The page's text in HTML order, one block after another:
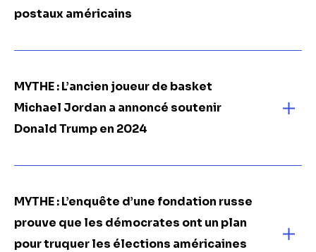
postaux américains
MYTHE : L’ancien joueur de basket
Michael Jordan a annoncé soutenir
Donald Trump en 2024
MYTHE : L’enquête d’une fondation russe
prouve que les démocrates ont un plan
pour truquer les élections américaines